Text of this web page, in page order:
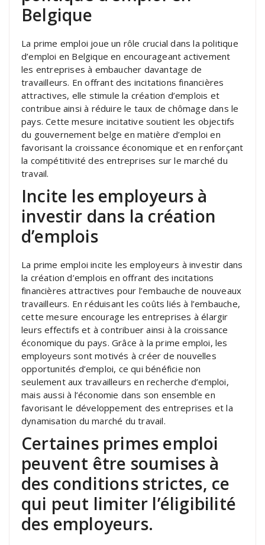
Belgique
La prime emploi joue un rôle crucial dans la politique
d’emploi en Belgique en encourageant activement
les entreprises à embaucher davantage de
travailleurs. En offrant des incitations financières
attractives, elle stimule la création d’emplois et
contribue ainsi à réduire le taux de chômage dans le
pays. Cette mesure incitative soutient les objectifs
du gouvernement belge en matière d’emploi en
favorisant la croissance économique et en renforçant
la compétitivité des entreprises sur le marché du
travail.
Incite les employeurs à
investir dans la création
d’emplois
La prime emploi incite les employeurs à investir dans
la création d’emplois en offrant des incitations
financières attractives pour l’embauche de nouveaux
travailleurs. En réduisant les coûts liés à l’embauche,
cette mesure encourage les entreprises à élargir
leurs effectifs et à contribuer ainsi à la croissance
économique du pays. Grâce à la prime emploi, les
employeurs sont motivés à créer de nouvelles
opportunités d’emploi, ce qui bénéficie non
seulement aux travailleurs en recherche d’emploi,
mais aussi à l’économie dans son ensemble en
favorisant le développement des entreprises et la
dynamisation du marché du travail.
Certaines primes emploi
peuvent être soumises à
des conditions strictes, ce
qui peut limiter l’éligibilité
des employeurs.